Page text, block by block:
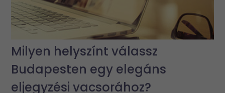
Milyen helyszínt válassz
Budapesten egy elegáns
eljegyzési vacsorához?